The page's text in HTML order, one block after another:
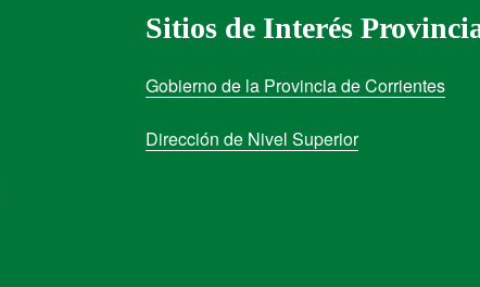
Sitios de Interés
Gobierno de la Provincia de Corrientes
Dirección de Nivel Superior